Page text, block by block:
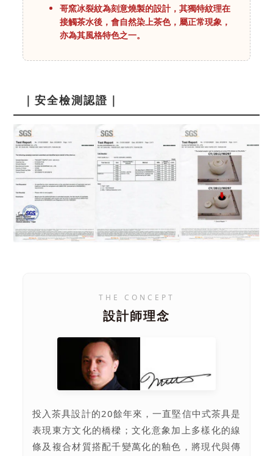
哥窯冰裂紋為刻意燒製的設計，其獨特紋理在
接觸茶水後，會自然染上茶色，屬正常現象，
亦為其風格特色之一。
｜安全檢測認證｜
THE CONCEPT
設計師理念
投入茶具設計的20餘年來，一直堅信中式茶具是
表現東方文化的橋樑；文化意象加上多樣化的線
條及複合材質搭配千變萬化的釉色，將現代與傳